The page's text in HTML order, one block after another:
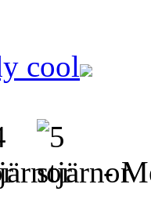
cool
-